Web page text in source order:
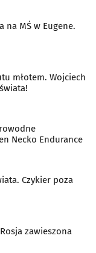
na MŚ w Eugene.
młotem. Wojciech
Necko Endurance
Czykier poza
zawieszona